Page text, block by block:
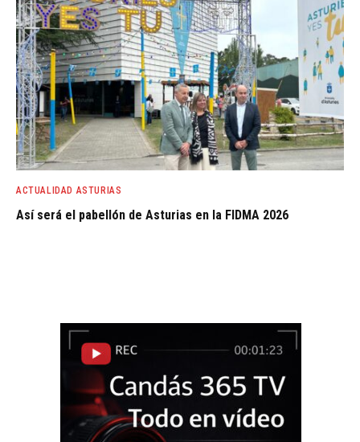
ACTUALIDAD ASTURIAS
Así será el pabellón de Asturias en la FIDMA 2026